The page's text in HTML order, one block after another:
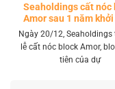
Seaholdings cất nóc
Amor sau 1 năm
Ngày 20/12, Seaholdings
lễ cất nóc block Amor,
tiên của dự